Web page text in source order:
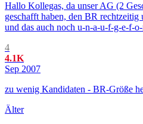
Hallo Kollegas, da unser AG (2
geschafft haben, den BR
und das auch noch u-n-a-u-f-g-e-f-
4
4.1K
Sep 2007
zu wenig Kandidaten - BR-Größe
Älter